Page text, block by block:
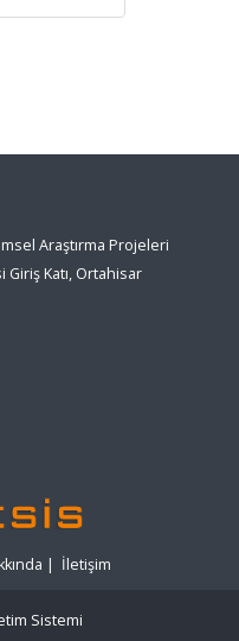
Araştırma Projeleri
Katı, Ortahisar
| İletişim
Sistemi